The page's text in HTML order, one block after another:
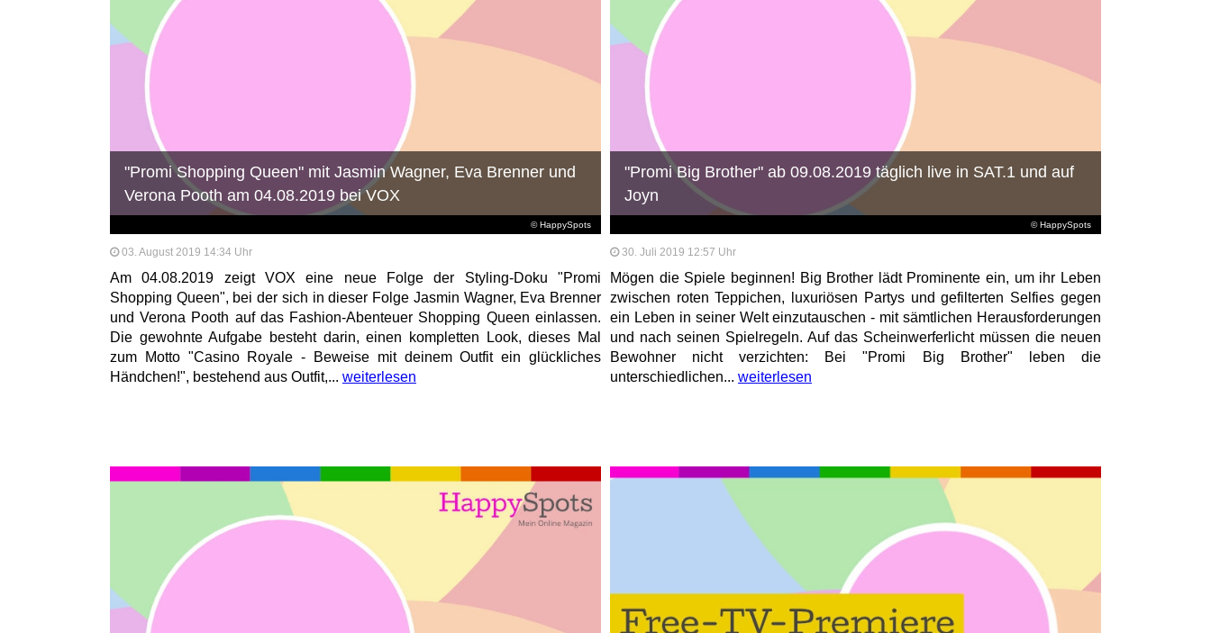
© HappySpots
"Promi Shopping Queen" mit Jasmin Wagner, Eva Brenner und
Verona Pooth am 04.08.2019 bei VOX
03. August 2019 14:34 Uhr
Am 04.08.2019 zeigt VOX eine neue Folge der Styling-Doku "Promi
Shopping Queen", bei der sich in dieser Folge Jasmin Wagner, Eva Brenner
und Verona Pooth auf das Fashion-Abenteuer Shopping Queen einlassen.
Die gewohnte Aufgabe besteht darin, einen kompletten Look, dieses Mal
zum Motto "Casino Royale - Beweise mit deinem Outfit ein glückliches
Händchen!", bestehend aus Outfit,... weiterlesen
© HappySpots
"Promi Big Brother" ab 09.08.2019 täglich live in SAT.1 und auf
Joyn
30. Juli 2019 12:57 Uhr
Mögen die Spiele beginnen! Big Brother lädt Prominente ein, um ihr Leben
zwischen roten Teppichen, luxuriösen Partys und gefilterten Selfies gegen
ein Leben in seiner Welt einzutauschen - mit sämtlichen Herausforderungen
und nach seinen Spielregeln. Auf das Scheinwerferlicht müssen die neuen
Bewohner nicht verzichten: Bei "Promi Big Brother" leben die
unterschiedlichen... weiterlesen